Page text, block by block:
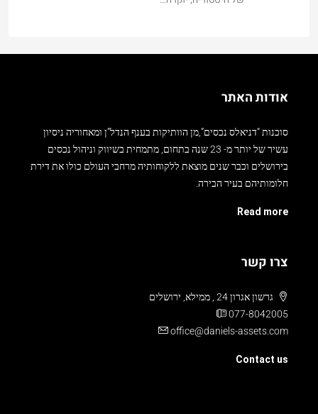
עשיר של יותר מ- 23 שנה בתחום, מתמחית בשיווק וניהול נכסים
בירושלים וכבר שנים מוצאת ללקוחותיה מרחבי העולם כולו את דירת
חלומותיהם בעיר הבירה.
077-8042005
office@daniels-assets.com